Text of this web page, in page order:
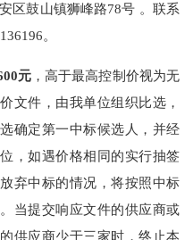
区鼓山镇狮峰路78号 。联系
。
元，高于最高控制价视为无
文件，由我单位组织比选，
确定第一中标候选人，并经
，如遇价格相同的实行抽签
弃中标的情况，将按照中标
当提交响应文件的供应商或
供应商少于三家时，终止本